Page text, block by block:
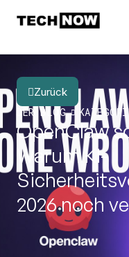
Zurück
DER BLOG
OpenClaw
Warum KI-
2026 noch